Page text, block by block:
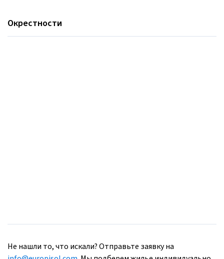
Окрестности
Не нашли то, что искали? Отправьте заявку на